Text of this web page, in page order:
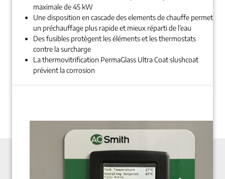
maximale de 45 kW
Une disposition en cascade des elements de chauffe permet
un préchauffage plus rapide et mieux réparti de l’eau
Des fusibles protègent les éléments et les thermostats
contre la surcharge
La thermovitrification PermaGlass Ultra Coat slushcoat
prévient la corrosion